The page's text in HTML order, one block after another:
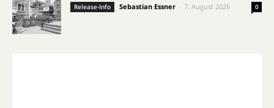
Release-Info Sebastian Essner 7. August 2026 0